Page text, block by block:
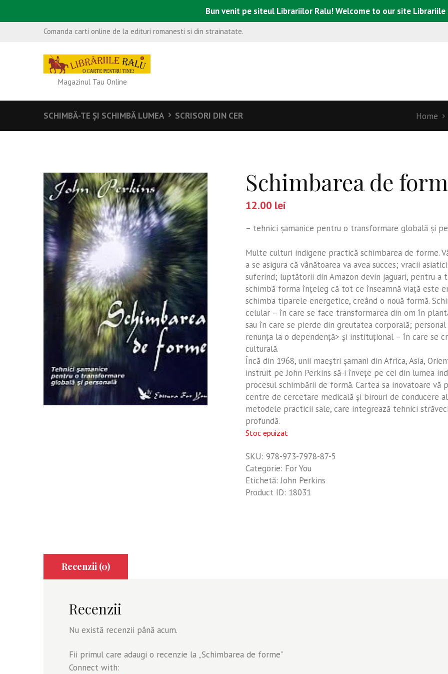
Bun venit pe siteul Librariilor Ralu! Welcome to our site Librariile
Comanda carti online de la edituri romanesti si din strainatate.
Magazinul Tau Online
SCHIMBĂ-TE ŞI SCHIMBĂ LUMEA SCRISORI DIN CER Home
Schimbarea de
12.00 lei
– tehnici şamanice pentru o transformare globală şi
Multe culturi indigene practică schimbarea de forme.
a se asigura că vânătoarea va avea succes; vracii
suferind; luptătorii din Amazon devin jaguari, pentru a
schimbă forma înţeleg că tot ce înseamnă viaţă este
schimba tiparele energetice, creând o nouă formă.
celular – în care se face transformarea din om în
sau în care se pierde din greutatea corporală;
renunţa la o dependenţă> şi instituţional – în care se
culturală.
Încă din 1968, unii maeştri şamani din Africa, Asia,
instruit pe John Perkins să-i înveţe pe cei din lumea
procesul schimbării de formă. Cartea sa inovatoare
centre de cercetare medicală şi birouri de conducere
metodele practicii sale, care integrează tehnici
profundă.
Stoc epuizat
SKU: 978-973-7978-87-5
Categorie: For You
Etichetă:John Perkins
Product ID: 18031
Recenzii (0)
Recenzii
Nu există recenzii până acum.
Fii primul care adaugi o recenzie la „Schimbarea de forme”
Connect with: